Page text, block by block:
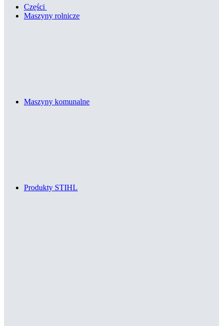
Części
Maszyny rolnicze
Maszyny komunalne
Produkty STIHL